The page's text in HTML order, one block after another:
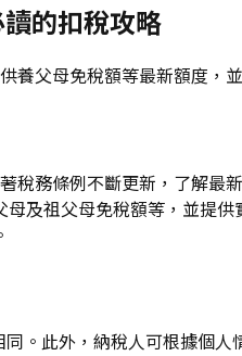
的扣稅攻略
父母免稅額等最新額度
稅務條例不斷更新，了解
及祖父母免稅額等，並提
。此外，納稅人可根據個人